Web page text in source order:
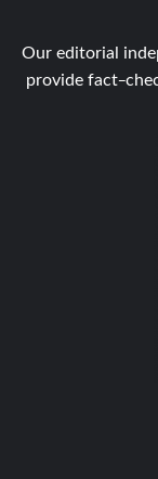
Our editorial
provide fact-